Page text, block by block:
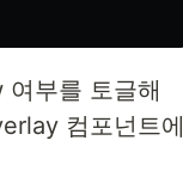
부를 토글해
컴포넌트에